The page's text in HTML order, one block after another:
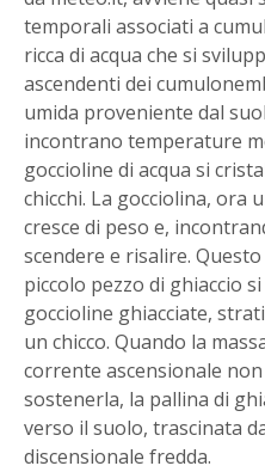
temporali associati a
ricca di acqua che si
ascendenti dei
umida proveniente dal
incontrano temperature
goccioline di acqua si
chicchi. La gocciolina, ora
cresce di peso e,
scendere e risalire.
piccolo pezzo di ghiaccio
goccioline ghiacciate,
un chicco. Quando la
corrente ascensionale
sostenerla, la pallina di
verso il suolo, trascinata
discensionale fredda.